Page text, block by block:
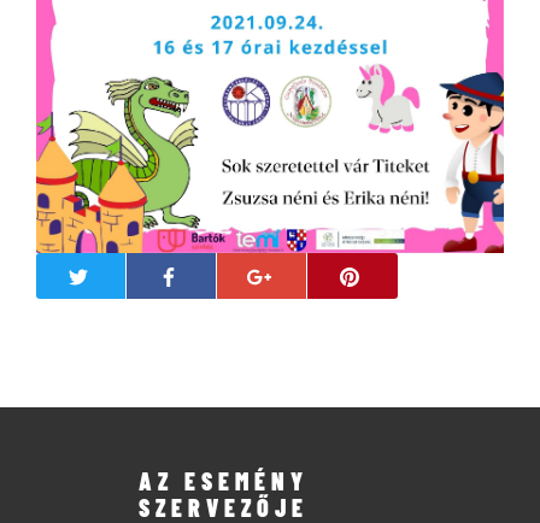
AZ ESEMÉNY
SZERVEZŐJE